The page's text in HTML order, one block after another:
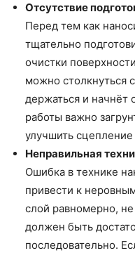
Отсутствие
Перед тем как
тщательно
очистки
можно столкнуться
держаться и начнёт
работы важно
улучшить
Неправильная
Ошибка в технике
привести к
слой равномерно,
должен быть
последовательно.